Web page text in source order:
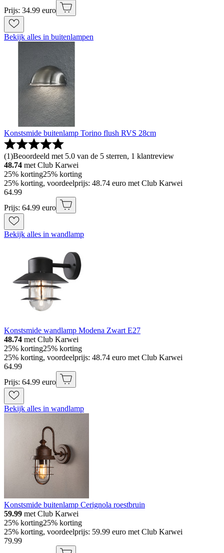
Prijs: 34.99 euro
Bekijk alles in buitenlampen
Konstsmide buitenlamp Torino flush RVS 28cm
(1)Beoordeeld met 5.0 van de 5 sterren, 1 klantreview
48.74 met Club Karwei
25% korting25% korting
25% korting, voordeelprijs: 48.74 euro met Club Karwei
64.99
Prijs: 64.99 euro
Bekijk alles in wandlamp
Konstsmide wandlamp Modena Zwart E27
48.74 met Club Karwei
25% korting25% korting
25% korting, voordeelprijs: 48.74 euro met Club Karwei
64.99
Prijs: 64.99 euro
Bekijk alles in wandlamp
Konstsmide buitenlamp Cerignola roestbruin
59.99 met Club Karwei
25% korting25% korting
25% korting, voordeelprijs: 59.99 euro met Club Karwei
79.99